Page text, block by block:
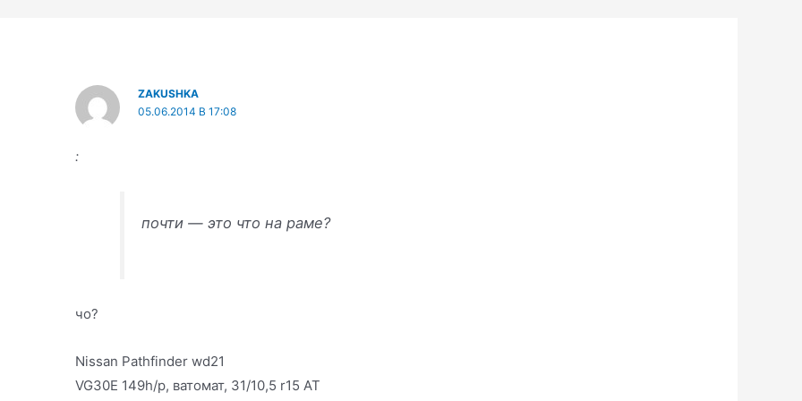
ZAKUSHKA
05.06.2014 В 17:08
:
почти — это что на раме?
чо?
Nissan Pathfinder wd21
VG30E 149h/p, ватомат, 31/10,5 r15 AT